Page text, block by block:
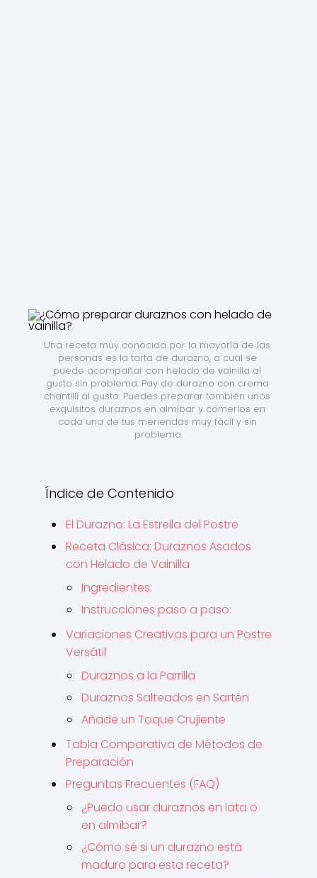
Una receta muy conocida por la mayoría de las
personas es la tarta de durazno, a cual se
puede acompañar con helado de vainilla al
gusto sin problema. Pay de durazno con crema
chantillí al gusto. Puedes preparar también unos
exquisitos duraznos en almíbar y comerlos en
cada una de tus meriendas muy fácil y sin
problema.
Índice de Contenido
El Durazno: La Estrella del Postre
Receta Clásica: Duraznos Asados
con Helado de Vainilla
Ingredientes:
Instrucciones paso a paso:
Variaciones Creativas para un Postre
Versátil
Duraznos a la Parrilla
Duraznos Salteados en Sartén
Añade un Toque Crujiente
Tabla Comparativa de Métodos de
Preparación
Preguntas Frecuentes (FAQ)
¿Puedo usar duraznos en lata o
en almíbar?
¿Cómo sé si un durazno está
maduro para esta receta?